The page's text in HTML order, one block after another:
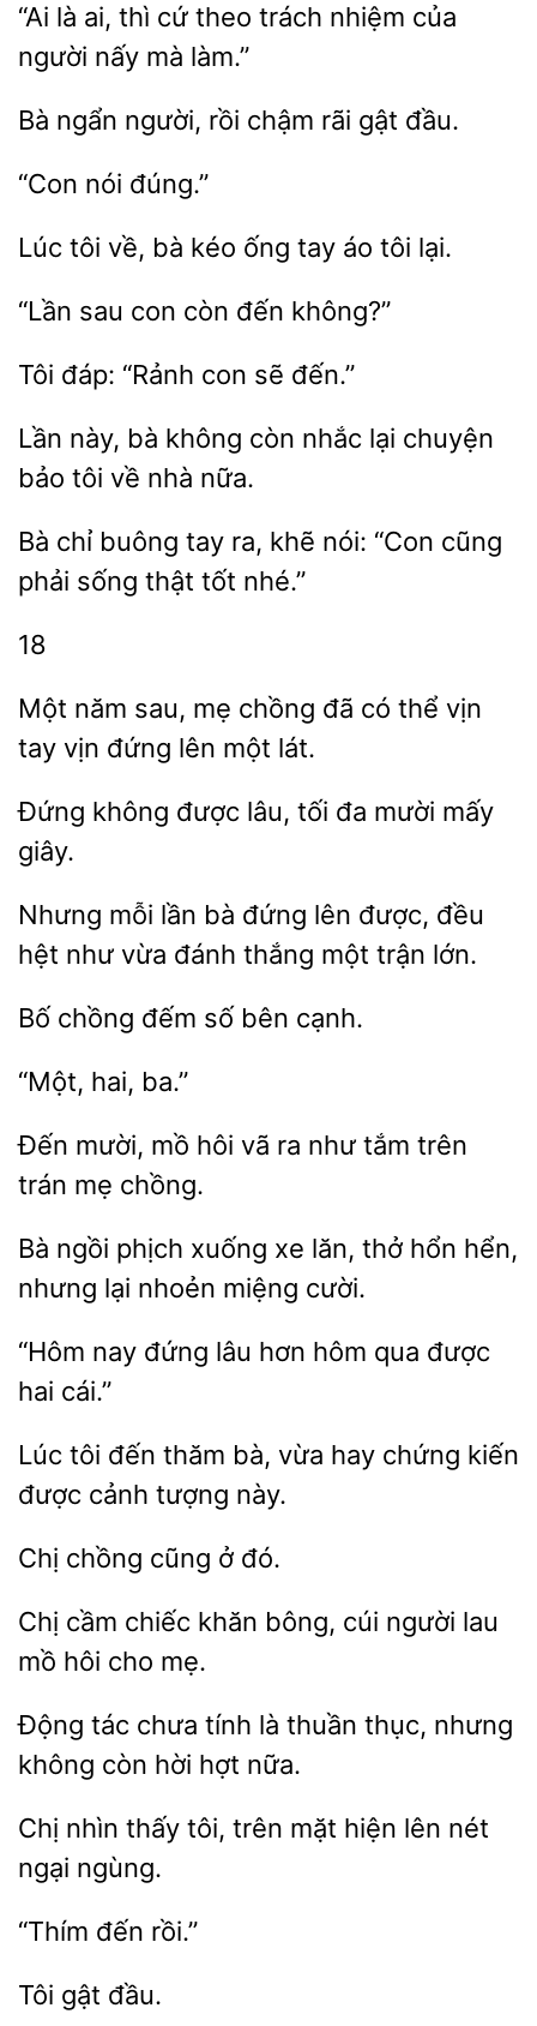
“Ai là ai, thì cứ
trách nhiệm
người nấy mà
Bà người, rồi rãi gật
Lúc tôi về, bà ống tay tôi
con đến không?”
đáp: con sẽ
Lần này, bà không còn
lại chuyện
tôi về nhà
Bà chỉ buông
ra, khẽ nói: “Con cũng
sống thật tốt
18
năm sau, mẹ chồng đã có thể
tay
đứng lên một lát.
không lâu, tối
mười mấy
giây.
Nhưng mỗi bà đứng lên
đều
hệt như vừa
thắng một trận lớn.
Bố chồng đếm
Đến
hôi vã ra như tắm trên
trán
chồng.
Bà ngồi phịch
xe lăn, thở hổn
nhưng lại nhoẻn
cười.
nay đứng lâu hơn
qua được
cái.”
tôi
thăm bà, vừa hay chứng kiến
được cảnh
này.
Chị ở
Chị cầm chiếc khăn
cúi người lau
mồ
cho
Động tác chưa
là thuần thục, nhưng
không còn
hợt
Chị nhìn
tôi, trên mặt hiện
ngại ngùng.